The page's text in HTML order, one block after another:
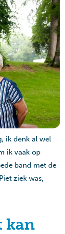
ik denk al wel
ik vaak op
band met de
ziek was,
kan